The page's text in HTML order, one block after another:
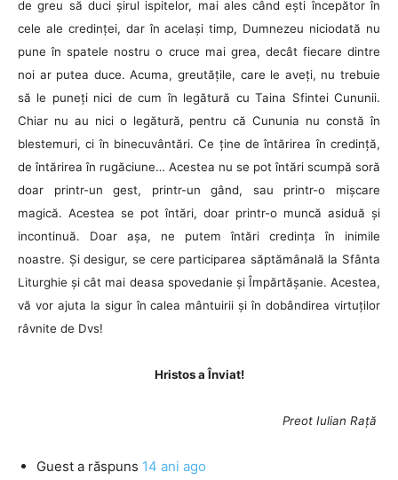
de greu să duci șirul ispitelor, mai ales când ești începător în
cele ale credinței, dar în același timp, Dumnezeu niciodată nu
pune în spatele nostru o cruce mai grea, decât fiecare dintre
noi ar putea duce. Acuma, greutățile, care le aveți, nu trebuie
să le puneți nici de cum în legătură cu Taina Sfintei Cununii.
Chiar nu au nici o legătură, pentru că Cununia nu constă în
blestemuri, ci în binecuvântări. Ce ține de întărirea în credință,
de întărirea în rugăciune… Acestea nu se pot întări scumpă soră
doar printr-un gest, printr-un gând, sau printr-o mișcare
magică. Acestea se pot întări, doar printr-o muncă asiduă și
incontinuă. Doar așa, ne putem întări credința în inimile
noastre. Și desigur, se cere participarea săptămânală la Sfânta
Liturghie și cât mai deasa spovedanie și Împărtășanie. Acestea,
vă vor ajuta la sigur în calea mântuirii și în dobândirea virtuților
râvnite de Dvs!
Hristos a Înviat!
Preot Iulian Rață
Guest a răspuns 14 ani ago